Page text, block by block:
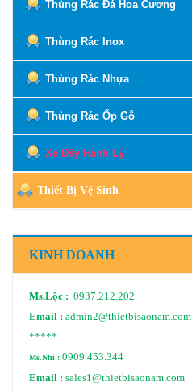
Thùng Rác Đá Hoa Cương
Thùng Rác Inox
Thùng Rác Nhựa
Thùng Rác Ốp Gỗ
Xe Đẩy Hành Lý
Thiết Bị Vệ Sinh
KINH DOANH
Ms.Lộc : 0937.212.202
Email : admin2@thietbisaonam.com
*****
Ms.Nhi : 0909.453.344
Email : sales1@thietbisaonam.com